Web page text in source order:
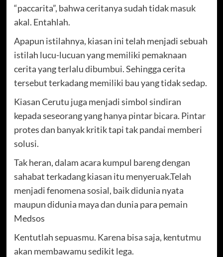
“paccarita”, bahwa ceritanya sudah tidak masuk
akal. Entahlah.
Apapun istilahnya, kiasan ini telah menjadi sebuah
istilah lucu-lucuan yang memiliki pemaknaan
cerita yang terlalu dibumbui. Sehingga cerita
tersebut terkadang memiliki bau yang tidak sedap.
Kiasan Cerutu juga menjadi simbol sindiran
kepada seseorang yang hanya pintar bicara. Pintar
protes dan banyak kritik tapi tak pandai memberi
solusi.
Tak heran, dalam acara kumpul bareng dengan
sahabat terkadang kiasan itu menyeruak.Telah
menjadi fenomena sosial, baik didunia nyata
maupun didunia maya dan dunia para pemain
Medsos
Kentutlah sepuasmu. Karena bisa saja, kentutmu
akan membawamu sedikit lega.